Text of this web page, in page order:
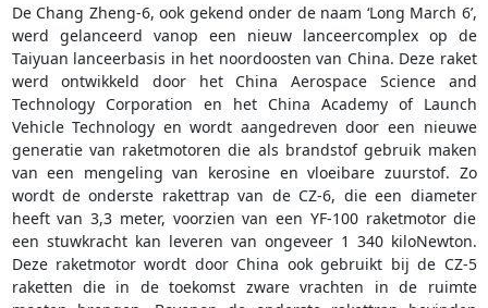
De Chang Zheng-6, ook gekend onder de naam ‘Long March 6’,
werd gelanceerd vanop een nieuw lanceercomplex op de
Taiyuan lanceerbasis in het noordoosten van China. Deze raket
werd ontwikkeld door het China Aerospace Science and
Technology Corporation en het China Academy of Launch
Vehicle Technology en wordt aangedreven door een nieuwe
generatie van raketmotoren die als brandstof gebruik maken
van een mengeling van kerosine en vloeibare zuurstof. Zo
wordt de onderste rakettrap van de CZ-6, die een diameter
heeft van 3,3 meter, voorzien van een YF-100 raketmotor die
een stuwkracht kan leveren van ongeveer 1 340 kiloNewton.
Deze raketmotor wordt door China ook gebruikt bij de CZ-5
raketten die in de toekomst zware vrachten in de ruimte